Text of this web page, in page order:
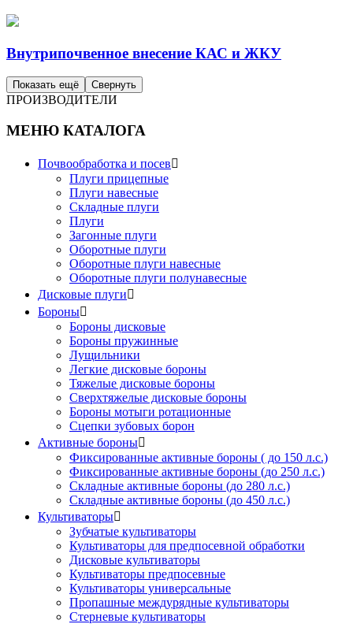
Внутрипочвенное внесение КАС и ЖКУ
Показать ещё Свернуть
ПРОИЗВОДИТЕЛИ
МЕНЮ КАТАЛОГА
Почвообработка и посев
Плуги прицепные
Плуги навесные
Складные плуги
Плуги
Загонные плуги
Оборотные плуги
Оборотные плуги навесные
Оборотные плуги полунавесные
Дисковые плуги
Бороны
Бороны дисковые
Бороны пружинные
Лущильники
Легкие дисковые бороны
Тяжелые дисковые бороны
Сверхтяжелые дисковые бороны
Бороны мотыги ротационные
Сцепки зубовых борон
Активные бороны
Фиксированные активные бороны ( до 150 л.с.)
Фиксированные активные бороны (до 250 л.с.)
Складные активные бороны (до 280 л.с.)
Складные активные бороны (до 450 л.с.)
Культиваторы
Зубчатые культиваторы
Культиваторы для предпосевной обработки
Дисковые культиваторы
Культиваторы предпосевные
Культиваторы универсальные
Пропашные междурядные культиваторы
Стерневые культиваторы